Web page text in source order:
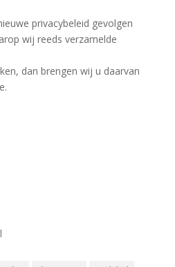
privacybeleid gevolgen
wij reeds verzamelde
dan brengen wij u daarvan